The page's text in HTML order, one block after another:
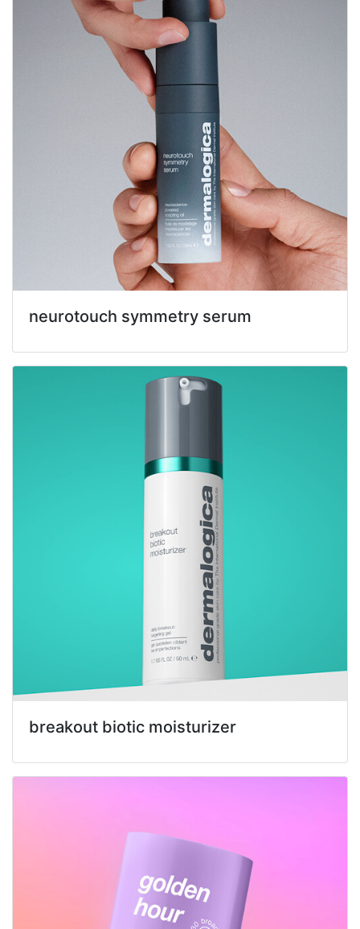
neurotouch symmetry serum
breakout biotic moisturizer